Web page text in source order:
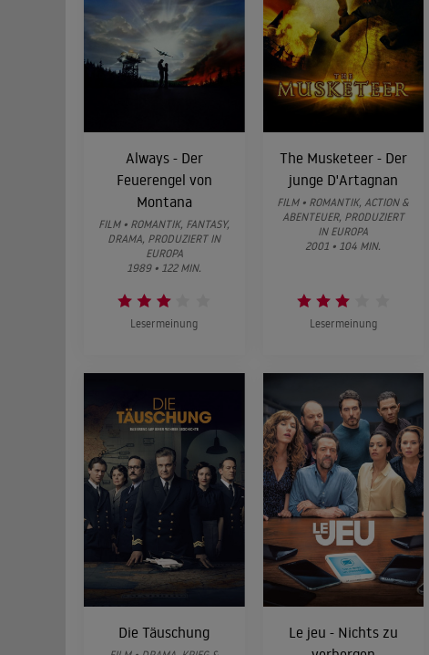
Always - Der
Feuerengel von
Montana
FILM • ROMANTIK, FANTASY,
DRAMA, PRODUZIERT IN
EUROPA
1989 • 122 MIN.
Lesermeinung
The Musketeer - Der
junge D'Artagnan
FILM • ROMANTIK, ACTION &
ABENTEUER, PRODUZIERT
IN EUROPA
2001 • 104 MIN.
Lesermeinung
Die Täuschung
Le jeu - Nichts zu